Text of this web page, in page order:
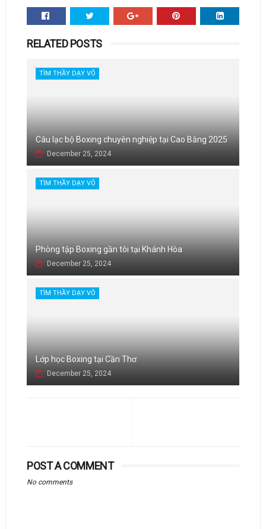
RELATED POSTS
TÌM THẦY DẠY VÕ
Câu lạc bộ Boxing chuyên nghiệp tại Cao Bằng 2025
December 25, 2024
TÌM THẦY DẠY VÕ
Phòng tập Boxing gần tôi tại Khánh Hòa
December 25, 2024
TÌM THẦY DẠY VÕ
Lớp học Boxing tại Cần Thơ
December 25, 2024
POST A COMMENT
No comments